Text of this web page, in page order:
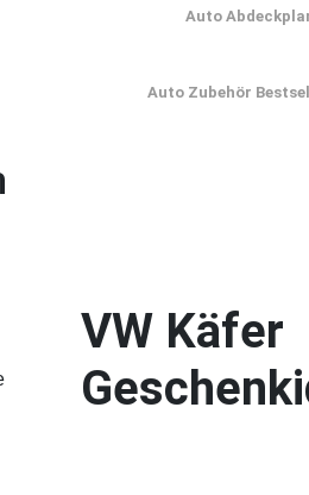
Auto
Auto Zubehör
VW Käfer